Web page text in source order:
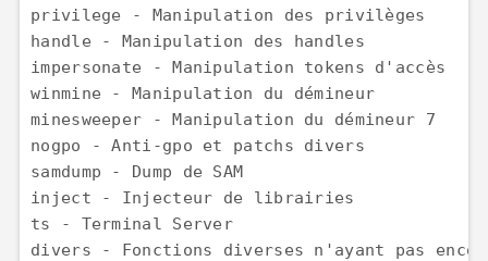
privilege - Manipulation des privilèges
handle - Manipulation des handles
impersonate - Manipulation tokens d'accès
winmine - Manipulation du démineur
minesweeper - Manipulation du démineur 7
nogpo - Anti-gpo et patchs divers
samdump - Dump de SAM
inject - Injecteur de librairies
ts - Terminal Server
divers - Fonctions diverses n'ayant pas